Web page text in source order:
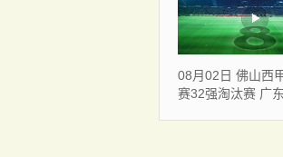
08月02日 佛山西
赛32强淘汰赛 广东